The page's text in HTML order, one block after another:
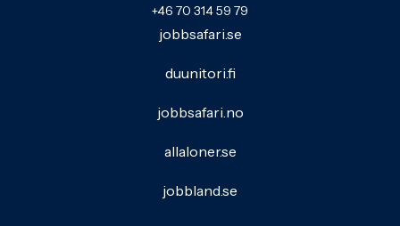
+46 70 314 59 79
jobbsafari.se
duunitori.fi
jobbsafari.no
allaloner.se
jobbland.se